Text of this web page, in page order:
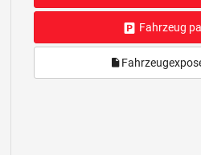
Fahrzeug